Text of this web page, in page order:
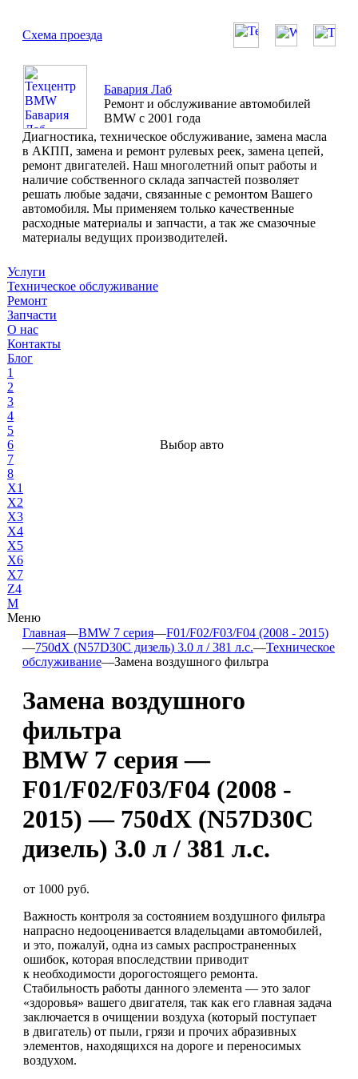
Схема проезда
Бавария Лаб
Ремонт и обслуживание автомобилей
BMW с 2001 года
Диагностика, техническое обслуживание, замена масла
в АКПП, замена и ремонт рулевых реек, замена цепей,
ремонт двигателей. Наш многолетний опыт работы и
наличие собственного склада запчастей позволяет
решать любые задачи, связанные с ремонтом Вашего
автомобиля. Мы применяем только качественные
расходные материалы и запчасти, а так же смазочные
материалы ведущих производителей.
Услуги
Техническое обслуживание
Ремонт
Запчасти
О нас
Контакты
Блог
1
2
3
4
5
6
7
8
X1
X2
X3
X4
X5
X6
X7
Z4
М
Меню
Выбор авто
Главная—BMW 7 серия—F01/F02/F03/F04 (2008 - 2015)
—750dX (N57D30C дизель) 3.0 л / 381 л.с.—Техническое
обслуживание—Замена воздушного фильтра
Замена воздушного
фильтра
BMW 7 серия —
F01/F02/F03/F04 (2008 -
2015) — 750dX (N57D30C
дизель) 3.0 л / 381 л.с.
от 1000 руб.
Важность контроля за состоянием воздушного фильтра
напрасно недооценивается владельцами автомобилей,
и это, пожалуй, одна из самых распространенных
ошибок, которая впоследствии приводит
к необходимости дорогостоящего ремонта.
Стабильность работы данного элемента — это залог
«здоровья» вашего двигателя, так как его главная задача
заключается в очищении воздуха (который поступает
в двигатель) от пыли, грязи и прочих абразивных
элементов, находящихся на дороге и переносимых
воздухом.